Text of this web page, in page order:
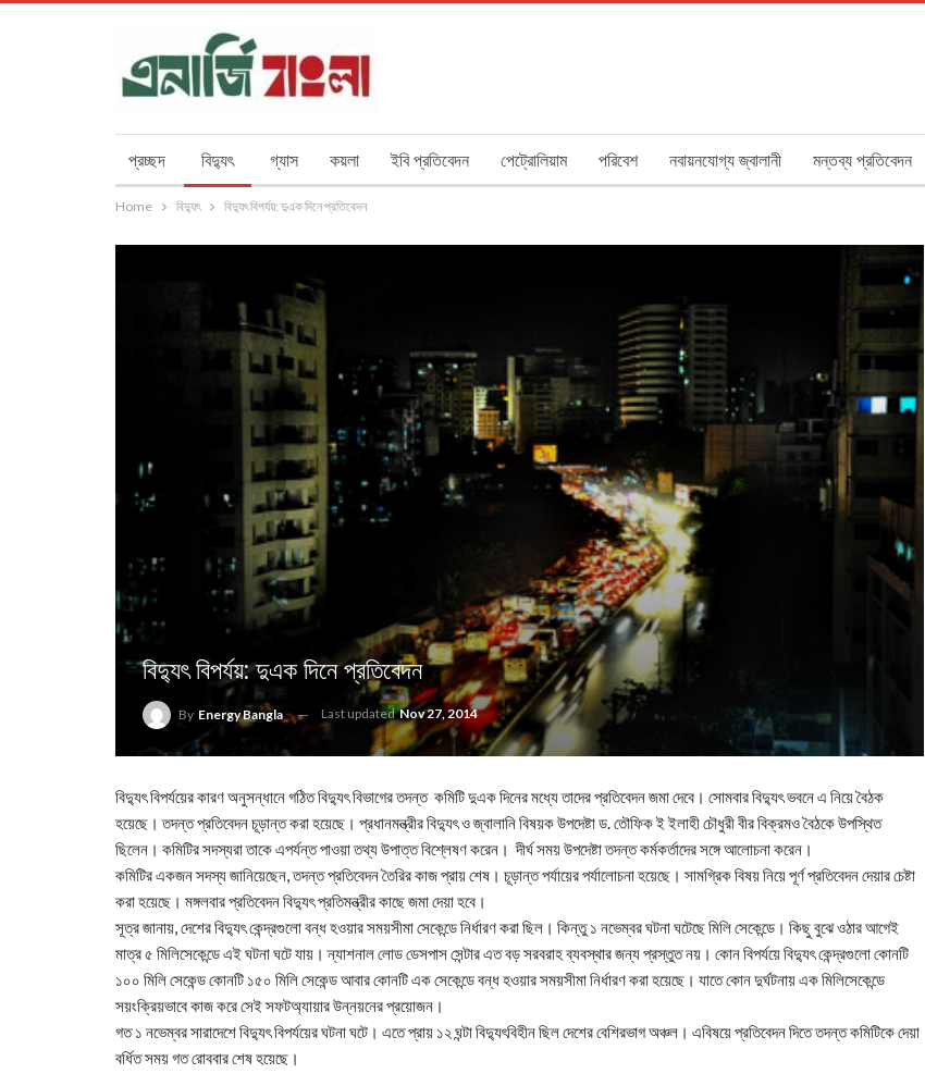
প্রচ্ছদ বিদ্যুৎ গ্যাস কয়লা ইবি প্রতিবেদন পেট্রোলিয়াম পরিবেশ নবায়নযোগ্য জ্বালানী মন্তব্য প্রতিবেদন
Home বিদ্যুৎ বিদ্যুৎ বিপর্যয়: দুএক দিনে প্রতিবেদন
বিদ্যুৎ বিপর্যয়: দুএক দিনে প্রতিবেদন
By Energy Bangla Last updatedNov 27, 2014
বিদ্যুৎ বিপর্যয়ের কারণ অনুসন্ধানে গঠিত বিদ্যুৎ বিভাগের তদন্ত কমিটি দুএক দিনের মধ্যে তাদের প্রতিবেদন জমা দেবে। সোমবার বিদ্যুৎ ভবনে এ নিয়ে বৈঠক
হয়েছে। তদন্ত প্রতিবেদন চূড়ান্ত করা হয়েছে। প্রধানমন্ত্রীর বিদ্যুৎ ও জ্বালানি বিষয়ক উপদেষ্টা ড. তৌফিক ই ইলাহী চৌধুরী বীর বিক্রমও বৈঠকে উপস্থিত
ছিলেন। কমিটির সদস্যরা তাকে এপর্যন্ত পাওয়া তথ্য উপাত্ত বিশ্লেষণ করেন। দীর্ঘ সময় উপদেষ্টা তদন্ত কর্মকর্তাদের সঙ্গে আলোচনা করেন।
কমিটির একজন সদস্য জানিয়েছেন, তদন্ত প্রতিবেদন তৈরির কাজ প্রায় শেষ। চূড়ান্ত পর্যায়ের পর্যালোচনা হয়েছে। সামগ্রিক বিষয় নিয়ে পূর্ণ প্রতিবেদন দেয়ার চেষ্টা
করা হয়েছে। মঙ্গলবার প্রতিবেদন বিদ্যুৎ প্রতিমন্ত্রীর কাছে জমা দেয়া হবে।
সূত্র জানায়, দেশের বিদ্যুৎ কেন্দ্রগুলো বন্ধ হওয়ার সময়সীমা সেকেন্ডে নির্ধারণ করা ছিল। কিন্তু ১ নভেম্বর ঘটনা ঘটেছে মিলি সেকেন্ডে। কিছু বুঝে ওঠার আগেই
মাত্র ৫ মিলিসেকেন্ডে এই ঘটনা ঘটে যায়। ন্যাশনাল লোড ডেসপাস সেন্টার এত বড় সরবরাহ ব্যবস্থার জন্য প্রস্তুত নয়। কোন বিপর্যয়ে বিদ্যুৎ কেন্দ্রগুলো কোনটি
১০০ মিলি সেকেন্ড কোনটি ১৫০ মিলি সেকেন্ড আবার কোনটি এক সেকেন্ডে বন্ধ হওয়ার সময়সীমা নির্ধারণ করা হয়েছে। যাতে কোন দুর্ঘটনায় এক মিলিসেকেন্ডে
সয়ংক্রিয়ভাবে কাজ করে সেই সফটঅ্যায়ার উন্নয়নের প্রয়োজন।
গত ১ নভেম্বর সারাদেশে বিদ্যুৎ বিপর্যয়ের ঘটনা ঘটে। এতে প্রায় ১২ ঘন্টা বিদ্যুৎবিহীন ছিল দেশের বেশিরভাগ অঞ্চল। এবিষয়ে প্রতিবেদন দিতে তদন্ত কমিটিকে দেয়া
বর্ধিত সময় গত রোববার শেষ হয়েছে।